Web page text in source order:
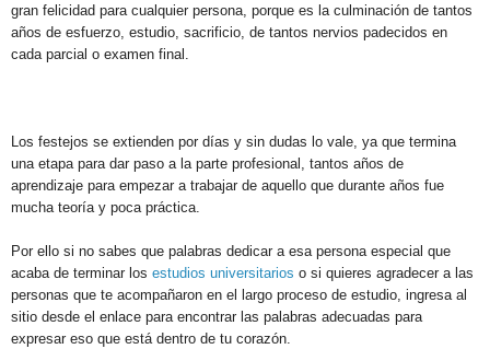
gran felicidad para cualquier persona, porque es la culminación de tantos
años de esfuerzo, estudio, sacrificio, de tantos nervios padecidos en
cada parcial o examen final.
Los festejos se extienden por días y sin dudas lo vale, ya que termina
una etapa para dar paso a la parte profesional, tantos años de
aprendizaje para empezar a trabajar de aquello que durante años fue
mucha teoría y poca práctica.
Por ello si no sabes que palabras dedicar a esa persona especial que
acaba de terminar los estudios universitarios o si quieres agradecer a las
personas que te acompañaron en el largo proceso de estudio, ingresa al
sitio desde el enlace para encontrar las palabras adecuadas para
expresar eso que está dentro de tu corazón.